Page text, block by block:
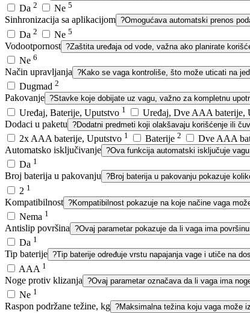
Da 2 Ne 5
Sinhronizacija sa aplikacijom ?Omogućava automatski prenos
Da 2 Ne 5
Vodootpornost ?Zaštita uređaja od vode, važna ako planirate
Ne 6
Način upravljanja ?Kako se vaga kontroliše, što može uticati na
Dugmad 2
Pakovanje ?Stavke koje dobijate uz vagu, važno za kompletnu
Uređaj, Baterije, Uputstvo 1 Uređaj, Dve AAA baterije,
Dodaci u paketu ?Dodatni predmeti koji olakšavaju korišćenje ili
2x AAA baterije, Uputstvo 1 Baterije 2 Dve AAA
Automatsko isključivanje ?Ova funkcija automatski isključuje
Da 1
Broj baterija u pakovanju ?Broj baterija u pakovanju pokazuje
2 1
Kompatibilnost ?Kompatibilnost pokazuje na koje načine vaga
Nema 1
Antislip površina ?Ovaj parametar pokazuje da li vaga ima
Da 1
Tip baterije ?Tip baterije određuje vrstu napajanja vage i utiče na
AAA 1
Noge protiv klizanja ?Ovaj parametar označava da li vaga ima
Ne 1
Raspon podržane težine, kg ?Maksimalna težina koju vaga može